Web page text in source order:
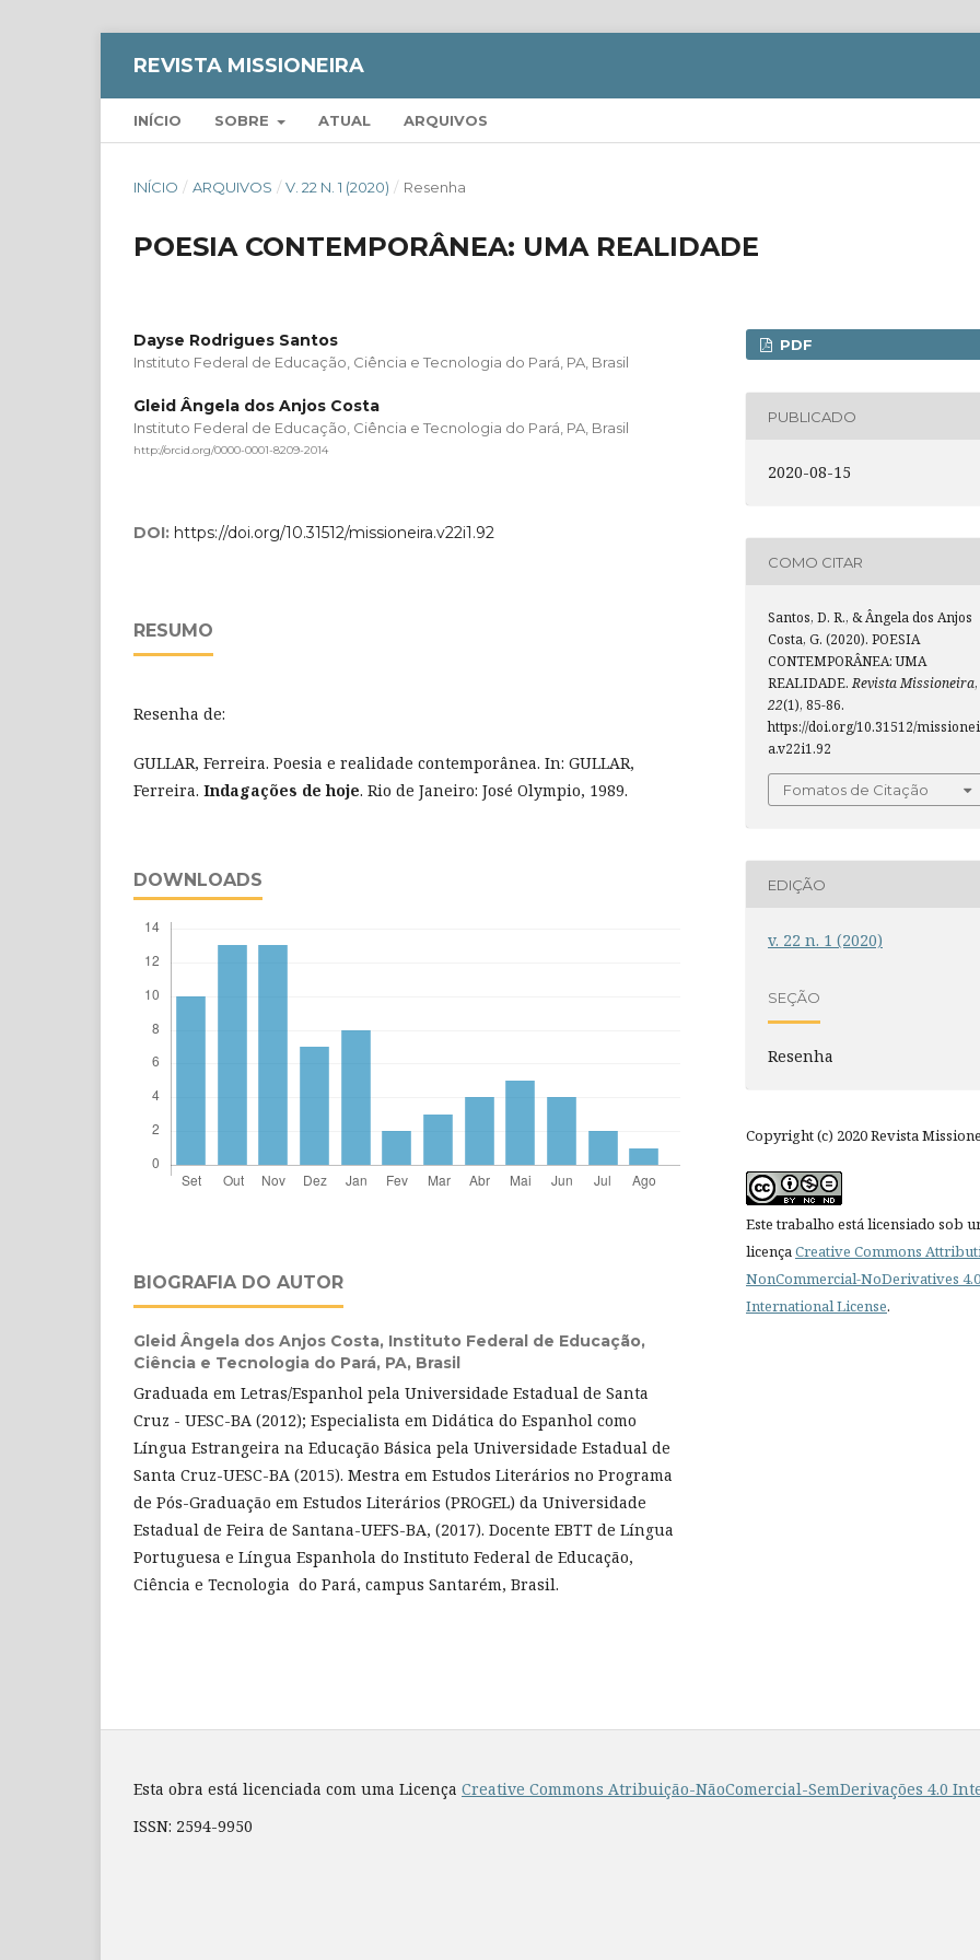
REVISTA MISSIONEIRA
INÍCIO SOBRE ATUAL ARQUIVOS
INÍCIO / ARQUIVOS / V. 22 N. 1 (2020) / Resenha
POESIA CONTEMPORÂNEA: UMA REALIDADE
Dayse Rodrigues Santos
Instituto Federal de Educação, Ciência e Tecnologia do Pará, PA, Brasil
Gleid Ângela dos Anjos Costa
Instituto Federal de Educação, Ciência e Tecnologia do Pará, PA, Brasil
http://orcid.org/0000-0001-8209-2014
DOI: https://doi.org/10.31512/missioneira.v22i1.92
RESUMO
Resenha de:
GULLAR, Ferreira. Poesia e realidade contemporânea. In: GULLAR,
Ferreira. Indagações de hoje. Rio de Janeiro: José Olympio, 1989.
DOWNLOADS
BIOGRAFIA DO AUTOR
Gleid Ângela dos Anjos Costa, Instituto Federal de Educação,
Ciência e Tecnologia do Pará, PA, Brasil
Graduada em Letras/Espanhol pela Universidade Estadual de Santa
Cruz - UESC-BA (2012); Especialista em Didática do Espanhol como
Língua Estrangeira na Educação Básica pela Universidade Estadual de
Santa Cruz-UESC-BA (2015). Mestra em Estudos Literários no Programa
de Pós-Graduação em Estudos Literários (PROGEL) da Universidade
Estadual de Feira de Santana-UEFS-BA, (2017). Docente EBTT de Língua
Portuguesa e Língua Espanhola do Instituto Federal de Educação,
Ciência e Tecnologia do Pará, campus Santarém, Brasil.
PDF
PUBLICADO
2020-08-15
COMO CITAR
Santos, D. R., & Ângela dos Anjos
Costa, G. (2020). POESIA
CONTEMPORÂNEA: UMA
REALIDADE.Revista Missioneira,
22(1), 85-86.
https://doi.org/10.31512/
a.v22i1.92
Fomatos de Citação
EDIÇÃO
v. 22 n. 1 (2020)
SEÇÃO
Resenha
Copyright (c) 2020 Revista
Este trabalho está licensiado sob
licençaCreative Commons
NonCommercial-NoDerivatives 4.0
International License.
Esta obra está licenciada com uma Licença Creative Commons Atribuição-NãoComercial-SemDerivações 4.0
ISSN: 2594-9950